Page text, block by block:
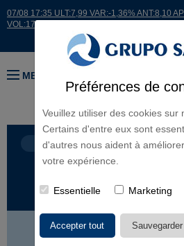
Préférences de
Veuillez utiliser des cookies sur
Certains d'entre eux sont
d'autres nous aident à
votre expérience.
Essentielle Marketing
07/08 17:35 ULT:7,99 VAR:-1,36% ANT:8,10
VOL:17664
MENU
LIGNES D'ACTIVITÉ
BÂTIMENTS ADMINISTRATIFS